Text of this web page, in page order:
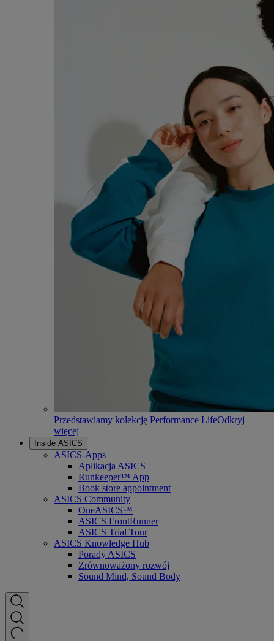
Przedstawiamy kolekcję Performance LifeOdkryj
więcej
Inside ASICS
ASICS-Apps
Aplikacja ASICS
Runkeeper™ App
Book store appointment
ASICS Community
OneASICS™
ASICS FrontRunner
ASICS Trial Tour
ASICS Knowledge Hub
Porady ASICS
Zrównoważony rozwój
Sound Mind, Sound Body